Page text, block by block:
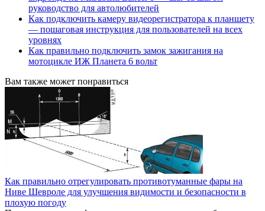
руководство для автолюбителей
Как подключить камеру видеорегистратора к планшету
— пошаговая инструкция для пользователей на всех
уровнях
Как правильно подключить замок зажигания на
мотоцикле ИЖ Планета 6 вольт
Вам также может понравиться
Как правильно отрегулировать противотуманные фары на
Ниве Шевроле для улучшения видимости и безопасности в
плохую погоду